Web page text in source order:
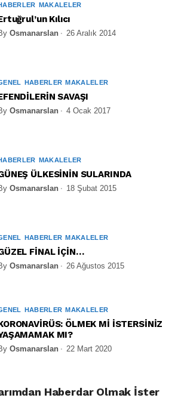
MAKALELER
Kılıcı
Osmanarslan 26 Aralık 2014
HABERLER MAKALELER
SAVAŞI
Osmanarslan 4 Ocak 2017
MAKALELER
ÜLKESİNİN SULARINDA
Osmanarslan 18 Şubat 2015
HABERLER MAKALELER
FİNAL İÇİN…
Osmanarslan 26 Ağustos 2015
HABERLER MAKALELER
ÖLMEK Mİ İSTERSİNİZ
MI?
Osmanarslan 22 Mart 2020
Haberdar Olmak İster